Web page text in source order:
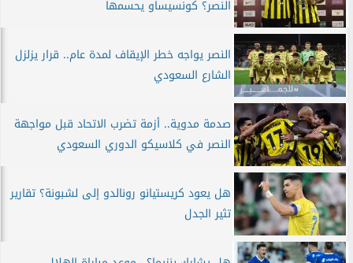
النصر؟ كونسيساو يحسمها
النصر يواجه خطر الإيقاف لمدة عام.. قرار يزلزل
الشارع السعودي
صدمة مدوية.. أزمة تضرب الاتحاد قبل مواجهة
النصر في كلاسيكو الدوري السعودي
هل يعود كريستيانو رونالدو إلى لشبونة؟ تقارير
تثير الجدل